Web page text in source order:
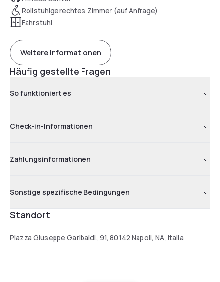
Rollstuhlgerechtes Zimmer (auf Anfrage)
Fahrstuhl
Weitere Informationen
Häufig gestellte Fragen
So funktioniert es
Check-in-Informationen
Zahlungsinformationen
Sonstige spezifische Bedingungen
Standort
Piazza Giuseppe Garibaldi, 91, 80142 Napoli, NA, Italia